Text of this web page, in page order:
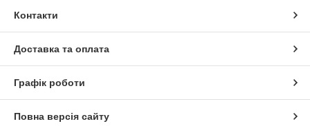
Контакти
Доставка та оплата
Графік роботи
Повна версія сайту